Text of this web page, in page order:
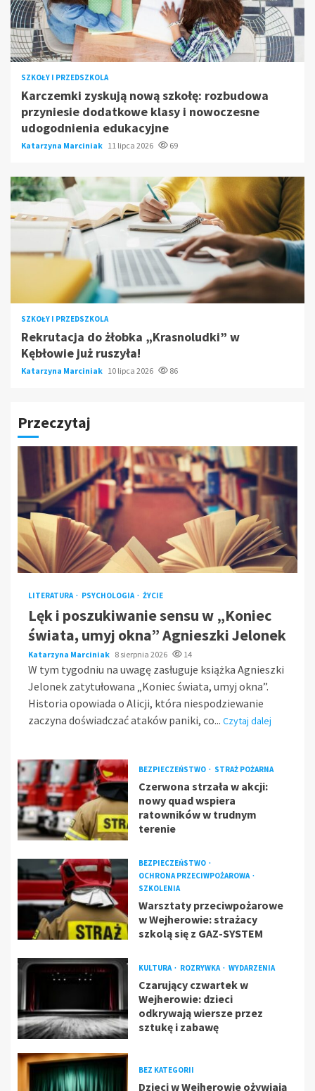
SZKOŁY I PRZEDSZKOLA
Karczemki zyskują nową szkołę: rozbudowa
przyniesie dodatkowe klasy i nowoczesne
udogodnienia edukacyjne
Katarzyna Marciniak 11 lipca 2026 69
SZKOŁY I PRZEDSZKOLA
Rekrutacja do żłobka „Krasnoludki” w
Kębłowie już ruszyła!
Katarzyna Marciniak 10 lipca 2026 86
Przeczytaj
LITERATURA PSYCHOLOGIA ŻYCIE
Lęk i poszukiwanie sensu w „Koniec
świata, umyj okna” Agnieszki Jelonek
Katarzyna Marciniak 8 sierpnia 2026 14
W tym tygodniu na uwagę zasługuje książka Agnieszki
Jelonek zatytułowana „Koniec świata, umyj okna”.
Historia opowiada o Alicji, która niespodziewanie
zaczyna doświadczać ataków paniki, co... Czytaj dalej
BEZPIECZEŃSTWO STRAŻ POŻARNA
Czerwona strzała w akcji:
nowy quad wspiera
ratowników w trudnym
terenie
BEZPIECZEŃSTWO
OCHRONA PRZECIWPOŻAROWA
SZKOLENIA
Warsztaty przeciwpożarowe
w Wejherowie: strażacy
szkolą się z GAZ-SYSTEM
KULTURA ROZRYWKA WYDARZENIA
Czarujący czwartek w
Wejherowie: dzieci
odkrywają wiersze przez
sztukę i zabawę
BEZ KATEGORII
Dzieci w Wejherowie ożywiają